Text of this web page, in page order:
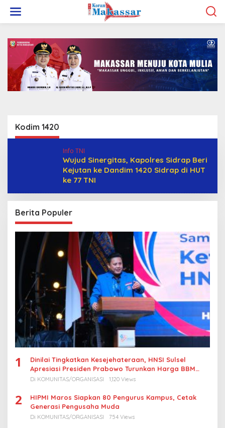
w
Kodim 1420
Info TNI
Wujud Sinergitas, Kapolres Sidrap Beri
Kejutan ke Dandim 1420 Sidrap di HUT
ke 77 TNI
Berita Populer
1
Dinilai Tingkatkan Kesejehateraan, HNSI Sulsel
Apresiasi Presiden Prabowo Turunkan Harga BBM
Nelayan
Di KOMUNITAS/ORGANISASI 1,120 Views
2
HIPMI Maros Siapkan 80 Pengurus Kampus, Cetak
Generasi Pengusaha Muda
Di KOMUNITAS/ORGANISASI 754 Views